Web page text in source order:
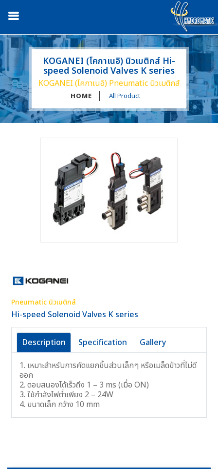
KOGANEI (โคกาเนอิ) นิวเมติกส์ Hi-
speed Solenoid Valves K series
KOGANEI (โคกาเนอิ) Pneumatic นิวเมติกส์
HOME All Product
Pneumatic นิวเมติกส์
Hi-speed Solenoid Valves K series
Description Specification
Gallery
1. เหมาะสำหรับการคัดแยกชิ้นส่วนเล็กๆ หรือเมล็ดข้าวที่ไม่ดี
ออก
2. ตอบสนองได้เร็วถึง 1 – 3 ms (เมื่อ ON)
3. ใช้กำลังไฟต่ำเพียง 2 – 24W
4. ขนาดเล็ก กว้าง 10 mm